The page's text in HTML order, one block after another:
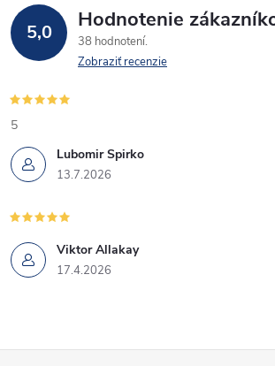
5,0 Hodnotenie
38 hodnotení
Zobraziť recenzie
Lubomir Spirko
13.7.2026
5
Viktor Allakay
17.4.2026